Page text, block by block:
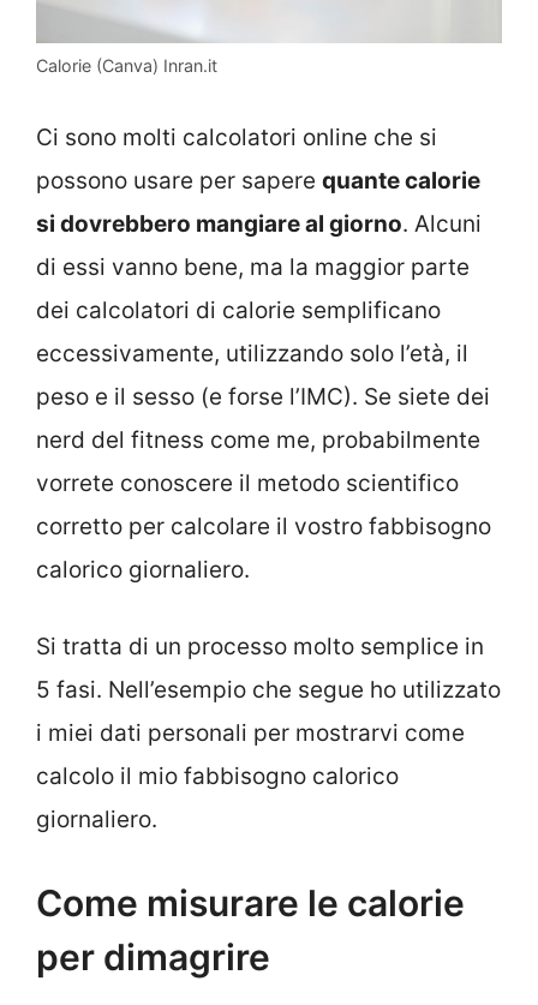
Calorie (Canva) Inran.it
Ci sono molti calcolatori online che si
possono usare per sapere quante calorie
si dovrebbero mangiare al giorno. Alcuni
di essi vanno bene, ma la maggior parte
dei calcolatori di calorie semplificano
eccessivamente, utilizzando solo l’età, il
peso e il sesso (e forse l’IMC). Se siete dei
nerd del fitness come me, probabilmente
vorrete conoscere il metodo scientifico
corretto per calcolare il vostro fabbisogno
calorico giornaliero.
Si tratta di un processo molto semplice in
5 fasi. Nell’esempio che segue ho utilizzato
i miei dati personali per mostrarvi come
calcolo il mio fabbisogno calorico
giornaliero.
Come misurare le calorie
per dimagrire